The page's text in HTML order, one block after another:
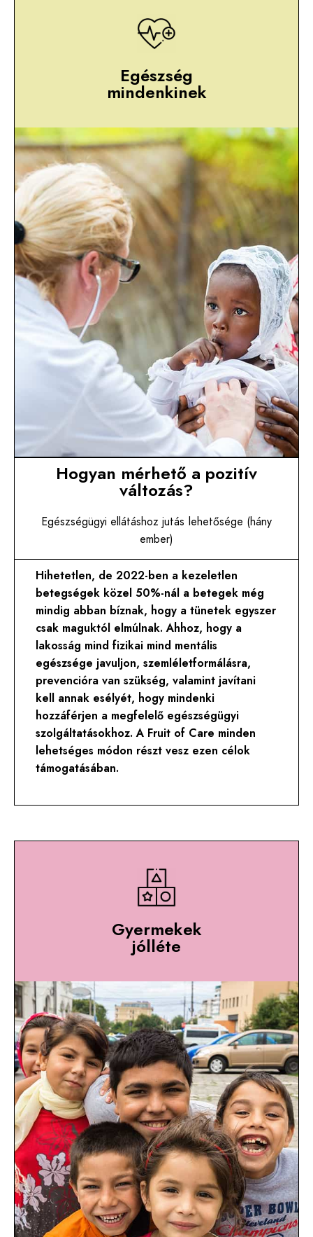
Egészség
mindenkinek
Hogyan mérhető a pozitív
változás?
Egészségügyi ellátáshoz jutás lehetősége (hány
ember)
Hihetetlen, de 2022-ben a kezeletlen
betegségek közel 50%-nál a betegek még
mindig abban bíznak, hogy a tünetek egyszer
csak maguktól elmúlnak. Ahhoz, hogy a
lakosság mind fizikai mind mentális
egészsége javuljon, szemléletformálásra,
prevencióra van szükség, valamint javítani
kell annak esélyét, hogy mindenki
hozzáférjen a megfelelő egészségügyi
szolgáltatásokhoz. A Fruit of Care minden
lehetséges módon részt vesz ezen célok
támogatásában.
Gyermekek
jólléte